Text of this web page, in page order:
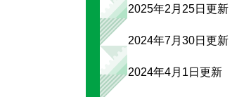
2025年2月25日更新
2024年7月30日更新
2024年4月1日更新